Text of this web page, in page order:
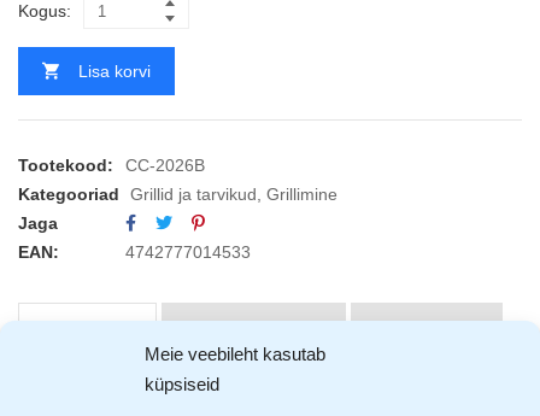
Meie veebileht kasutab
küpsiseid
Kogus:
Lisa korvi
Tootekood:
CC-2026B
Kategooriad
Grillid ja tarvikud Grillimine
Jaga
EAN:
4742777014533